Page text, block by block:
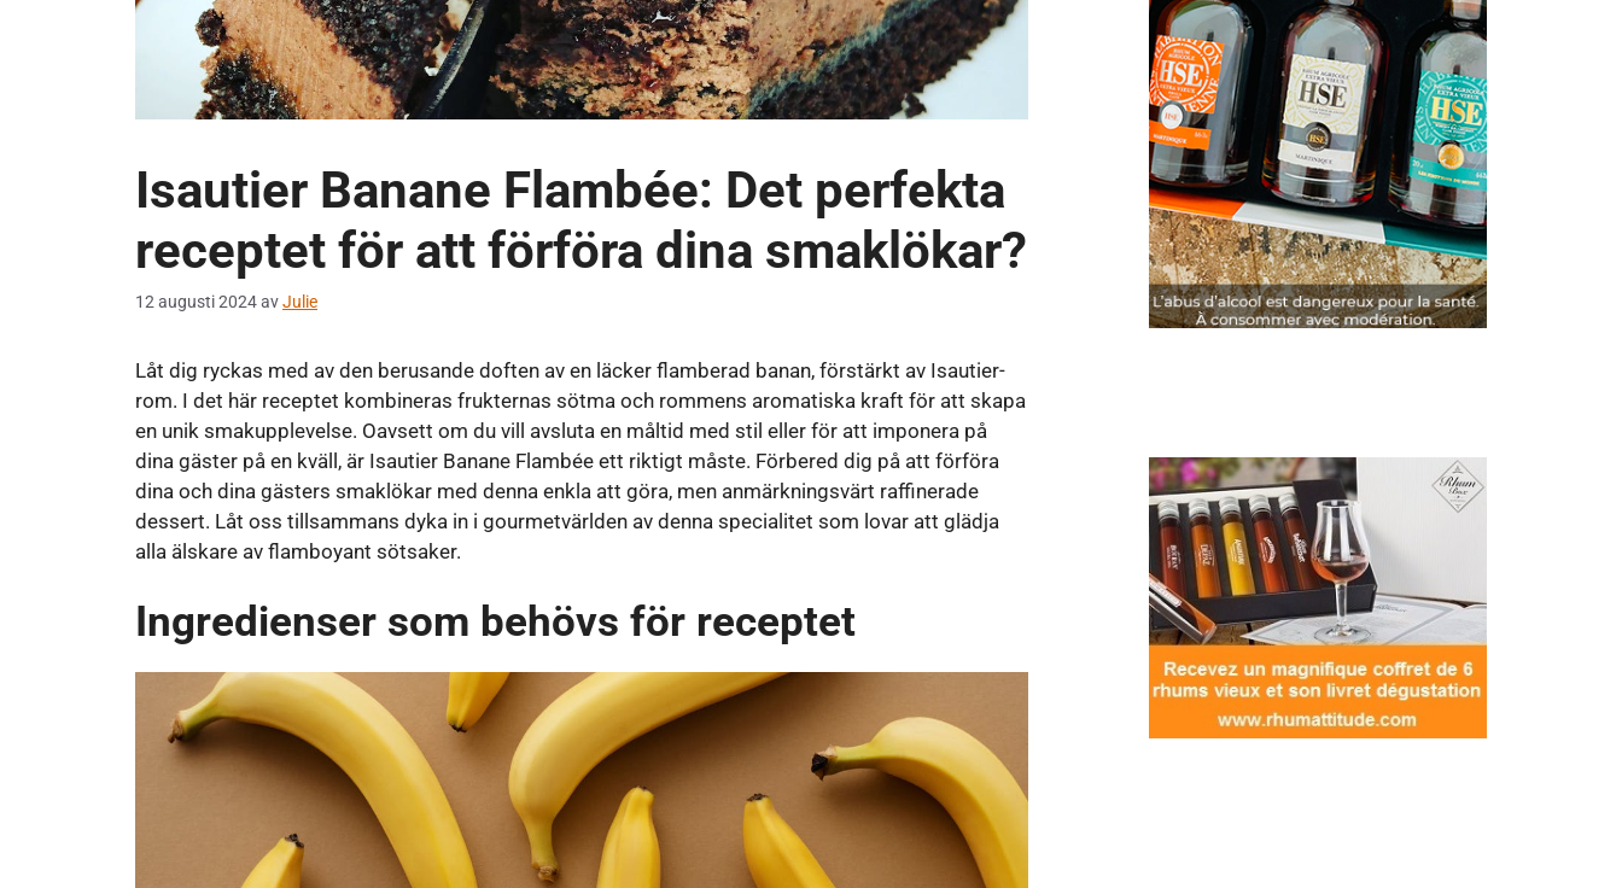
Isautier Banane Flambée: Det perfekta
receptet för att förföra dina smaklökar?
12 augusti 2024avJulie
Låt dig ryckas med av den berusande doften av en läcker flamberad banan, förstärkt av Isautier-
rom. I det här receptet kombineras frukternas sötma och rommens aromatiska kraft för att skapa
en unik smakupplevelse. Oavsett om du vill avsluta en måltid med stil eller för att imponera på
dina gäster på en kväll, är Isautier Banane Flambée ett riktigt måste. Förbered dig på att förföra
dina och dina gästers smaklökar med denna enkla att göra, men anmärkningsvärt raffinerade
dessert. Låt oss tillsammans dyka in i gourmetvärlden av denna specialitet som lovar att glädja
alla älskare av flamboyant sötsaker.
Ingredienser som behövs för receptet